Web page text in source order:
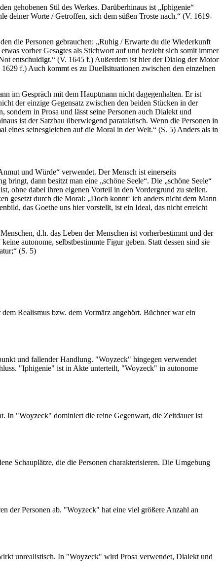
gehobenen Stil des Werkes. Darüberhinaus ist „Iphigenie“
deiner Worte / Getroffen, sich dem süßen Troste nach.“ (V. 1619-
die Personen gebrauchen: „Ruhig / Erwarte du die Wiederkunft
vorher Gesagtes als Stichwort auf und bezieht sich somit immer
entschuldigt.“ (V. 1645 f.) Außerdem ist hier der Dialog der Motor
f.) Auch kommt es zu Duellsituationen zwischen den einzelnen
im Gespräch mit dem Hauptmann nicht dagegenhalten. Er ist
der einzige Gegensatz zwischen den beiden Stücken in der
in Prosa und lässt seine Personen auch Dialekt und
ist der Satzbau überwiegend parataktisch. Wenn die Personen in
eines seinesgleichen auf die Moral in der Welt.“ (S. 5) Anders als in
und Würde“ verwendet. Der Mensch ist einerseits
dann besitzt man eine „schöne Seele“. Die „schöne Seele“
ohne dabei ihren eigenen Vorteil in den Vordergrund zu stellen.
gesetzt durch die Moral: „Doch konnt‘ ich anders nicht dem Mann
das Goethe uns hier vorstellt, ist ein Ideal, das nicht erreicht
d.h. das Leben der Menschen ist vorherbestimmt und der
autonome, selbstbestimmte Figur geben. Statt dessen sind sie
(S. 5)
Realismus bzw. dem Vormärz angehört. Büchner war ein
und fallender Handlung. "Woyzeck" hingegen verwendet
"Iphigenie" ist in Akte unterteilt, "Woyzeck" in autonome
In "Woyzeck" dominiert die reine Gegenwart, die Zeitdauer ist
Schauplätze, die die Personen charakterisieren. Die Umgebung
der Personen ab. "Woyzeck" hat eine viel größere Anzahl an
unrealistisch. In "Woyzeck" wird Prosa verwendet, Dialekt und